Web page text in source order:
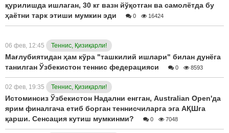
қурилишда ишлаган, 30 кг вазн йўқотган ва самолётда бу
ҳаётни тарк этиши мумкин эди
0 16424
06 фев, 12:45 Теннис, Қизиқарли!
Мағлубиятидан ҳам кўра "ташкилий ишлари" билан дунёга
танилган Ўзбекистон теннис федерацияси
0 8593
02 фев, 19:35 Теннис, Қизиқарли!
Истоминсиз Ўзбекистон Надални енгган, Australian Open'да
ярим финалгача етиб борган теннисчиларга эга АҚШга
қарши. Сенсация кутиш мумкинми?
0 7048